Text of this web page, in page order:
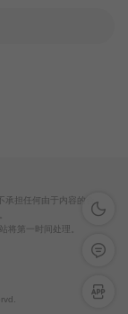
深色模
留言反
APP下
担任何由于内容的合
将第一时间处理。